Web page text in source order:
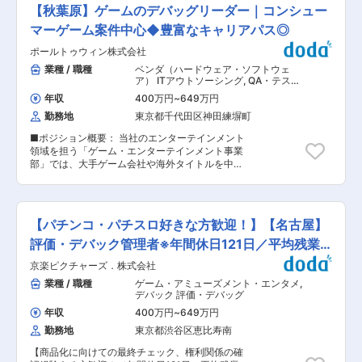
る「アカウントマネージャー」へ。 年2回の昇
給・評価機会により、あなたの「実行力」と「提
案力」を正当に報酬へと還元します。 ■業務内容
ゲーム開発会社に常駐して頂き下記内容のメール
サポート二次対応業務に従事頂きます。 単なるメ
ールの二次対応やデータ調査（課金・復旧など）
に留まらず、一次対応者の進捗・品質管理から、
実機検証、さらにはクライアント企業の各部署を
巻き込んだ「折衝・交渉」までを一気通貫でお任
せします。 ◇二次対応・調査・検証業務 ・対応
方針の判断・決定およびデータ調査（ユーザーデ
ータ、課金、データ復旧） ・実機を用いた動作確
認、再現検証 ◇ベンダー・プロジェクト管理 ・
ク ・ドキュメント作成（対応テンプレート、マニ
ュアルの作成・改訂） ・問合せ傾向分析に基づく
アント対応・折衝 ・お客様先内各部署との折衝・
交渉、エスカレーション対応 ・週次・月次報告の
実施 変更の範囲：会社の定める業務
ちSNKは、格闘ゲームを中心に、アクションゲー
ムやレトロゲームの移植など、幅広いジャンルの
ゲーム開発を手掛けるゲーム会社です。 当社の品
質管理部門は、「プレイヤーに最高の体験を届け
る」ことを使命とする、ゲーム開発の最終品質を
担う専門チームです。 開発初期からリリース後ま
で一貫してプロジェクトに関わり、テスト設計・
検証・品質基準の策定など、“遊びの面白さ”を支
える裏方のプロフェッショナル集団です。 「ゲー
ム愛」を活かせる仕事をしてみませんか？ ■本ポ
ジションの魅力 品質管理部門のタイトルリーダー
候補として、 複数タイトルの品質戦略を立案し、
チームを牽引する役割を担います。 単なる不具合
管理にとどまらず、 ・品質基準やテスト工程の設
りを推進できる点が大きな魅力です。 また、開発
チームと直接意見を交わしながら、「どうすれば
より良いプレイヤー体験になるか」を共に考えら
れるポジションです。 組織づくりやメンバー育成
に関心のある方にもやりがいのある環境です。 ■
求める人物像： ・ゲーム全般が好きでSNKのIPに
愛情を持てる方 ・自律的に行動、プロジェクト全
体を把握し、提案を積極的に行える方 ・多人数の
チームの中で協調性を持って何事にも取り組める
方 変更の範囲：会社の定める業務
【秋葉原】ゲームのデバッグリーダー｜コンシュー
マーゲーム案件中心◆豊富なキャリアパス◎
ポールトゥウィン株式会社
業種 / 職種
ベンダ（ハードウェア・ソフトウェ
ア） ITアウトソーシング, QA・テスタ
ー デバック
年収 400万円~649万円
勤務地
東京都千代田区神田練塀町
■ポジション概要： 当社のエンターテインメント
領域を担う「ゲーム・エンターテインメント事業
部」では、大手ゲーム会社や海外タイトルを中心
おける品質保証サービスを提供しています。 本ポ
ジションでは、コンシューマーゲーム案件を中心
に、デバッグ（品質保証）チームのリーダーとし
てプロジェクト運営を牽引していただきます。 テ
スト設計・進行管理・顧客折衝・改善提案など、
プロジェクト全体の品質と進捗を統括する即戦力
ポジションです。 ■業務内容： 主にプロジェク
トチームのリーダーとして、品質向上業務及びチ
ームメンバーの教育・管理業務に携わっていただ
きます。 10〜50名規模のチームマネジメントを
通じて、品質の中核を担いながら 複数タイトル・
大型案件を安定的に運用できるチーム体制の構築
をお任せします。 ■業務詳細： ◇テスト計画・
【パチンコ・パチスロ好きな方歓迎！】【名古屋】
評価・デバック管理者※年間休日121日／平均残業
15H
京楽ピクチャーズ．株式会社
業種 / 職種
ゲーム・アミューズメント・エンタメ ,
デバック 評価・デバッグ
年収
400万円~649万円
勤務地
東京都渋谷区恵比寿南
【商品化に向けての最終チェック、権利関係の確